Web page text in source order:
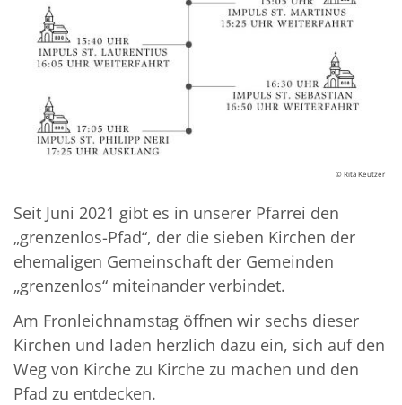
© Rita Keutzer
Seit Juni 2021 gibt es in unserer Pfarrei den
„grenzenlos-Pfad“, der die sieben Kirchen der
ehemaligen Gemeinschaft der Gemeinden
„grenzenlos“ miteinander verbindet.
Am Fronleichnamstag öffnen wir sechs dieser
Kirchen und laden herzlich dazu ein, sich auf den
Weg von Kirche zu Kirche zu machen und den
Pfad zu entdecken.